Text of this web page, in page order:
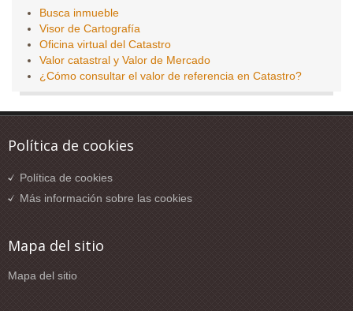
Busca inmueble
Visor de Cartografía
Oficina virtual del Catastro
Valor catastral y Valor de Mercado
¿Cómo consultar el valor de referencia en Catastro?
Política de cookies
Política de cookies
Más información sobre las cookies
Mapa del sitio
Mapa del sitio